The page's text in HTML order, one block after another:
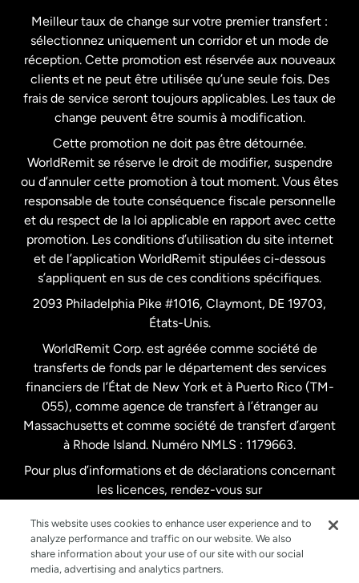
États-Unis English
États-Unis Español
France
Malaisie
Nouvelle-Zélande
Pays-Bas
Royaume-Uni
Suède
Meilleur taux de change sur votre premier transfert :
sélectionnez uniquement un corridor et un mode de
réception. Cette promotion est réservée aux nouveaux
clients et ne peut être utilisée qu’une seule fois. Des
frais de service seront toujours applicables. Les taux de
change peuvent être soumis à modification.
Cette promotion ne doit pas être détournée.
WorldRemit se réserve le droit de modifier, suspendre
ou d’annuler cette promotion à tout moment. Vous êtes
responsable de toute conséquence fiscale personnelle
et du respect de la loi applicable en rapport avec cette
promotion. Les conditions d’utilisation du site internet
et de l’application WorldRemit stipulées ci-dessous
s’appliquent en sus de ces conditions spécifiques.
2093 Philadelphia Pike #1016, Claymont, DE 19703,
États-Unis.
WorldRemit Corp. est agréée comme société de
transferts de fonds par le département des services
financiers de l’État de New York et à Puerto Rico (TM-
055), comme agence de transfert à l’étranger au
Massachusetts et comme société de transfert d’argent
à Rhode Island. Numéro NMLS : 1179663.
Pour plus d’informations et de déclarations concernant
les licences, rendez-vous sur
This website uses cookies to enhance user experience and to
analyze performance and traffic on our website. We also
share information about your use of our site with our social
media, advertising and analytics partners.